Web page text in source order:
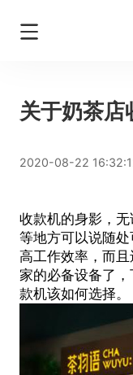
关于奶茶店
2020-08-22
收款机的身影，
等地方可以说随
高工作效率，而
家的必备设备了
款机该如何选择。